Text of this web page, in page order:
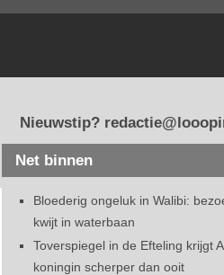
Nieuwstip?
Net binnen
Bloederig ongeluk in Walibi:
kwijt in waterbaan
Toverspiegel in de Efteling krijgt
koningin scherper dan ooit